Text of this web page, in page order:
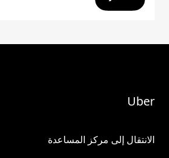
Uber
الانتقال إلى مركز المساعدة